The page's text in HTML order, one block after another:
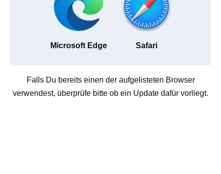
Microsoft Edge Safari
Falls Du bereits einen der aufgelisteten Browser
verwendest, überprüfe bitte ob ein Update dafür vorliegt.